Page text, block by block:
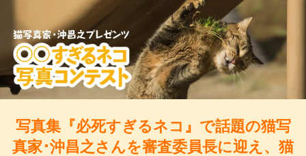
写真集『必死すぎるネコ』で話題の猫写
真家･沖昌之さんを審査委員長に迎え、 猫